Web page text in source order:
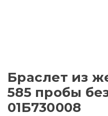
Браслет из
585 пробы
01Б730008